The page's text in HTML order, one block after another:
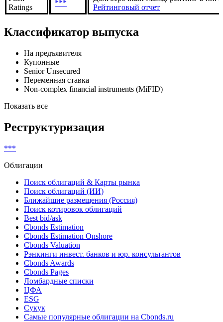
Ratings
***
Рейтинговый отчет
Классификатор выпуска
На предъявителя
Купонные
Senior Unsecured
Переменная ставка
Non-complex financial instruments (MiFID)
Показать все
Реструктуризация
***
Облигации
Поиск облигаций & Карты рынка
Поиск облигаций (ИИ)
Ближайшие размещения (Россия)
Поиск котировок облигаций
Best bid/ask
Cbonds Estimation
Cbonds Estimation Onshore
Cbonds Valuation
Рэнкинги инвест. банков и юр. консультантов
Cbonds Awards
Cbonds Pages
Ломбардные списки
ЦФА
ESG
Сукук
Самые популярные облигации на Cbonds.ru